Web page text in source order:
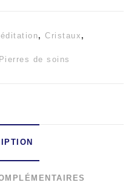
,Cristaux ,
Pierres de soins